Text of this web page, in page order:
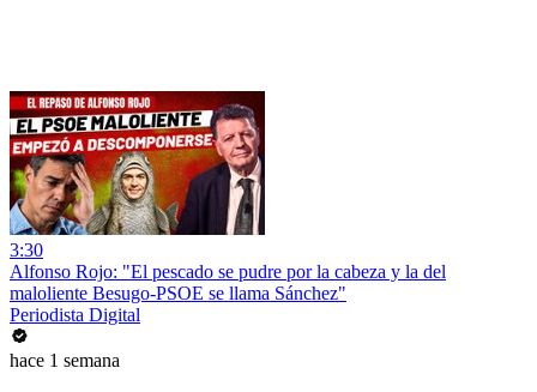
3:30
Alfonso Rojo: "El pescado se pudre por la cabeza y la del
maloliente Besugo-PSOE se llama Sánchez"
Periodista Digital
hace 1 semana